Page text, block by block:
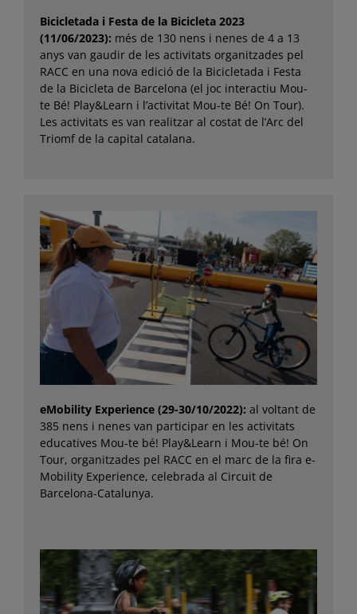
Bicicletada i Festa de la Bicicleta 2023
(11/06/2023): més de 130 nens i nenes de 4 a 13
anys van gaudir de les activitats organitzades pel
RACC en una nova edició de la Bicicletada i Festa
de la Bicicleta de Barcelona (el joc interactiu Mou-
te Bé! Play&Learn i l’activitat Mou-te Bé! On Tour).
Les activitats es van realitzar al costat de l’Arc del
Triomf de la capital catalana.
eMobility Experience (29-30/10/2022): al voltant de
385 nens i nenes van participar en les activitats
educatives Mou-te bé! Play&Learn i Mou-te bé! On
Tour, organitzades pel RACC en el marc de la fira e-
Mobility Experience, celebrada al Circuit de
Barcelona-Catalunya.